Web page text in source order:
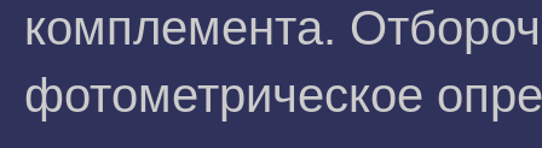
комплемента.
фотометрическое